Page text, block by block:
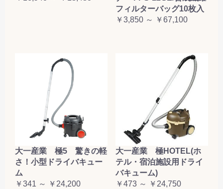
フィルターバッグ10枚入
￥3,850 ～ ￥67,100
大一産業 極5 驚きの軽
さ！小型ドライバキュー
ム
￥341 ～ ￥24,200
大一産業 極HOTEL(ホ
テル・宿泊施設用ドライ
バキューム)
￥473 ～ ￥24,750